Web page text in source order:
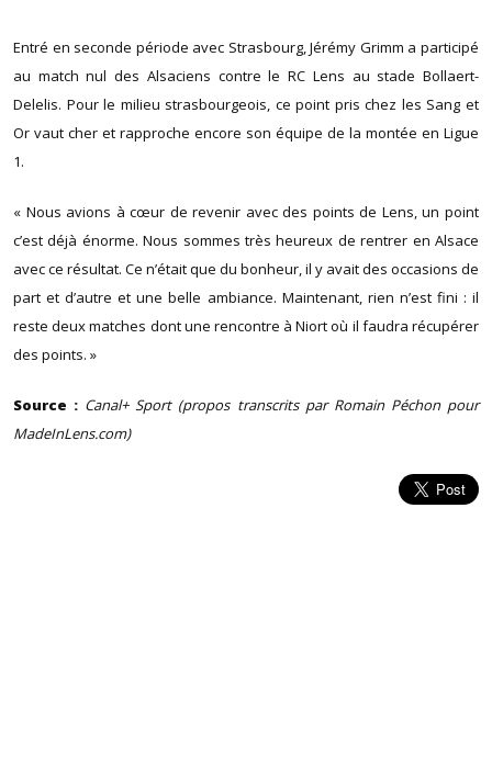
Entré en seconde période avec Strasbourg, Jérémy Grimm a participé
au match nul des Alsaciens contre le RC Lens au stade Bollaert-
Delelis. Pour le milieu strasbourgeois, ce point pris chez les Sang et
Or vaut cher et rapproche encore son équipe de la montée en Ligue
1.
« Nous avions à cœur de revenir avec des points de Lens, un point
c’est déjà énorme. Nous sommes très heureux de rentrer en Alsace
avec ce résultat. Ce n’était que du bonheur, il y avait des occasions de
part et d’autre et une belle ambiance. Maintenant, rien n’est fini : il
reste deux matches dont une rencontre à Niort où il faudra récupérer
des points. »
Source : Canal+ Sport (propos transcrits par Romain Péchon pour
MadeInLens.com)